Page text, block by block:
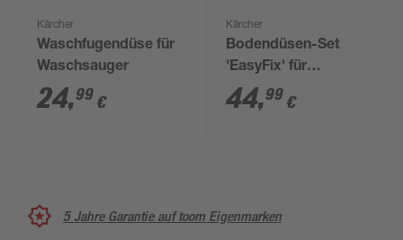
Kärcher
Waschfugendüse für
Waschsauger
24,99 €
Kärcher
Bodendüsen-Set
'EasyFix' für
Dampfreiniger SC 1
44,99 €
5 Jahre Garantie auf toom Eigenmarken